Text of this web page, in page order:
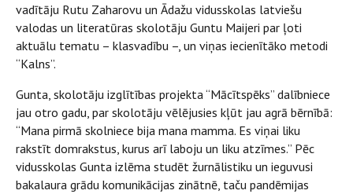
vadītāju Rutu Zaharovu un Ādažu vidusskolas latviešu
valodas un literatūras skolotāju Guntu Maijeri par ļoti
aktuālu tematu – klasvadību –, un viņas iecienītāko metodi
“Kalns”.
Gunta, skolotāju izglītības projekta “Mācītspēks” dalībniece
jau otro gadu, par skolotāju vēlējusies kļūt jau agrā bērnībā:
“Mana pirmā skolniece bija mana mamma. Es viņai liku
rakstīt domrakstus, kurus arī laboju un liku atzīmes.” Pēc
vidusskolas Gunta izlēma studēt žurnālistiku un ieguvusi
bakalaura grādu komunikācijas zinātnē, taču pandēmijas